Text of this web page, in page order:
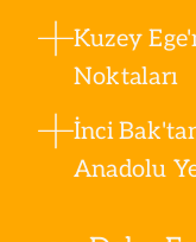
Kuzey
Noktaları
İnci
Anadolu